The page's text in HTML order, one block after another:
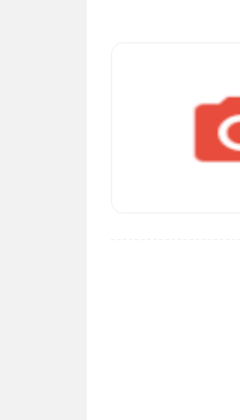
2、最新版本
Chrome插件